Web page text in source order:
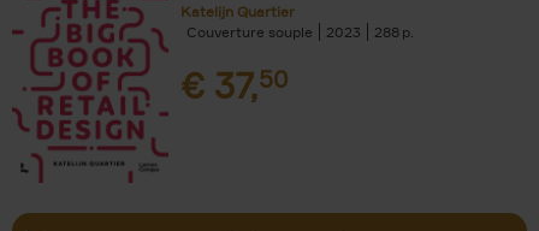
Katelijn Quartier
Couverture souple
2023 288
€ 37,50